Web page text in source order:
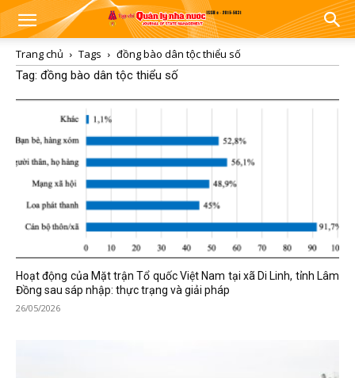
Trang chủ Tags
đồng bào dân tộc thiểu số
Tag: đồng bào dân tộc thiểu số
Hoạt động của Mặt trận Tổ quốc Việt Nam tại xã Di Linh, tỉnh Lâm
Đồng sau sáp nhập: thực trạng và giải pháp
26/05/2026